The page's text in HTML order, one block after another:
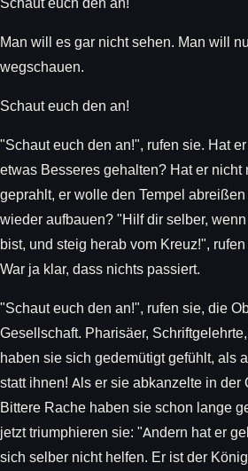
Man will es gar nicht sehen. Man will
wegschauen.
Schaut euch den an!
"Schaut euch den an!", rufen sie. Hat
etwas Besseres gehalten? Hat er nicht
geprahlt, er wolle den Tempel
wieder aufbauen? "Hilf dir selber,
bist, und steig herab vom Kreuz!",
War ja klar, dass nichts passiert.
"Schaut euch den an!", rufen sie, die
Gesellschaft. Pharisäer,
haben sie sich gedemütigt gefühlt, als
statt ihnen! Als er sie abkanzelte in der
Bittere Rache haben sie schon lange
jetzt triumphieren sie: "Andern hat er
sich selber nicht helfen. Er ist der